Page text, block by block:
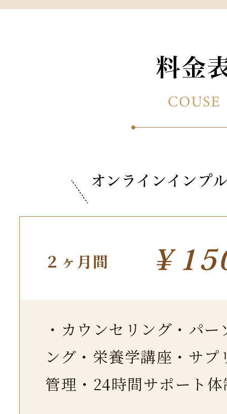
２ヶ月間
・カウンセリング・パ
ング・栄養学講座・サ
管理・24時間サポート